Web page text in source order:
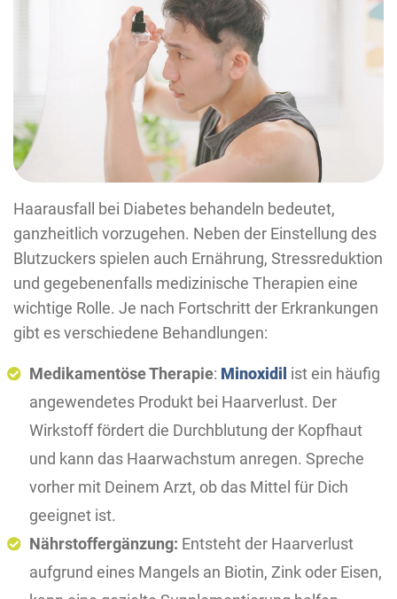
Haarausfall bei Diabetes behandeln bedeutet,
ganzheitlich vorzugehen. Neben der Einstellung des
Blutzuckers spielen auch Ernährung, Stressreduktion
und gegebenenfalls medizinische Therapien eine
wichtige Rolle. Je nach Fortschritt der Erkrankungen
gibt es verschiedene Behandlungen:
Medikamentöse Therapie: Minoxidil ist ein häufig
angewendetes Produkt bei Haarverlust. Der
Wirkstoff fördert die Durchblutung der Kopfhaut
und kann das Haarwachstum anregen. Spreche
vorher mit Deinem Arzt, ob das Mittel für Dich
geeignet ist.
Nährstoffergänzung: Entsteht der Haarverlust
aufgrund eines Mangels an Biotin, Zink oder Eisen,